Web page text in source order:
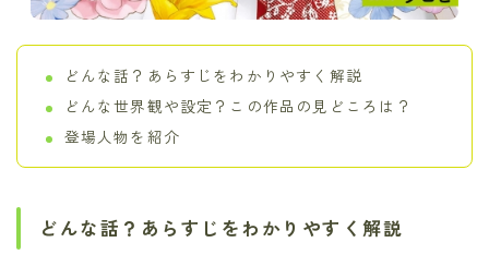
どんな話？あらすじをわかりやすく解説
どんな世界観や設定？この作品の見どころは？
登場人物を紹介
どんな話？あらすじをわかりやすく解説